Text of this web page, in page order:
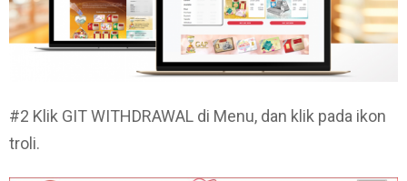
#2 Klik GIT WITHDRAWAL di Menu, dan klik pada ikon
troli.